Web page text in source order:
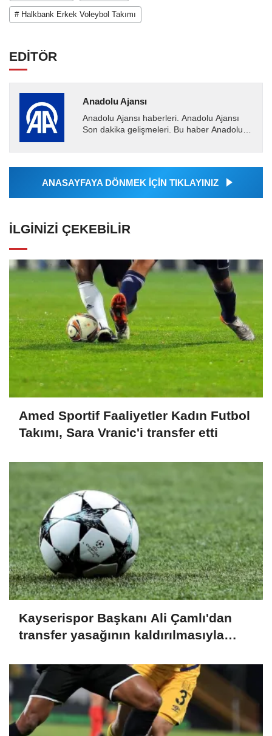
# Halkbank Erkek Voleybol Takımı
EDİTÖR
Anadolu Ajansı
Anadolu Ajansı haberleri. Anadolu Ajansı
Son dakika gelişmeleri. Bu haber Anadolu
Ajansı tarafından...
ANASAYFAYA DÖNMEK İÇİN TIKLAYINIZ
İLGINIZI ÇEKEBILIR
Amed Sportif Faaliyetler Kadın Futbol
Takımı, Sara Vranic'i transfer etti
Kayserispor Başkanı Ali Çamlı'dan
transfer yasağının kaldırılmasıyla